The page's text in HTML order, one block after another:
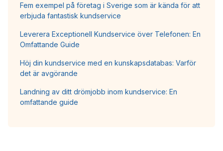
Fem exempel på företag i Sverige som är kända för att
erbjuda fantastisk kundservice
Leverera Exceptionell Kundservice över Telefonen: En
Omfattande Guide
Höj din kundservice med en kunskapsdatabas: Varför
det är avgörande
Landning av ditt drömjobb inom kundservice: En
omfattande guide